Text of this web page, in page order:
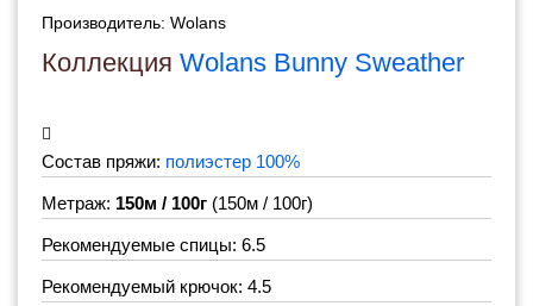
Производитель: Wolans
Коллекция Wolans Bunny Sweather
Состав пряжи: полиэстер 100%
Метраж: 150м / 100г (150м / 100г)
Рекомендуемые спицы: 6.5
Рекомендуемый крючок: 4.5